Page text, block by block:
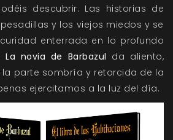
descubrir. Las historias de
y los viejos miedos y se
enterrada en lo profundo
La novia de Barbazul da aliento,
la parte sombría y retorcida de la
ejercitamos a la luz del día.